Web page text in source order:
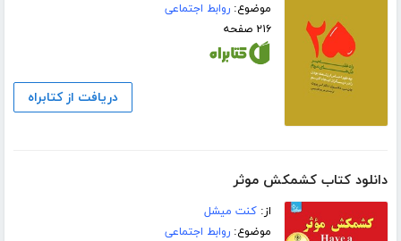
موضوع:روابط اجتماعی
۲۱۶ صفحه
دریافت از کتابراه
دانلود کتاب کشمکش موثر
از:کنت میشل
موضوع:روابط اجتماعی